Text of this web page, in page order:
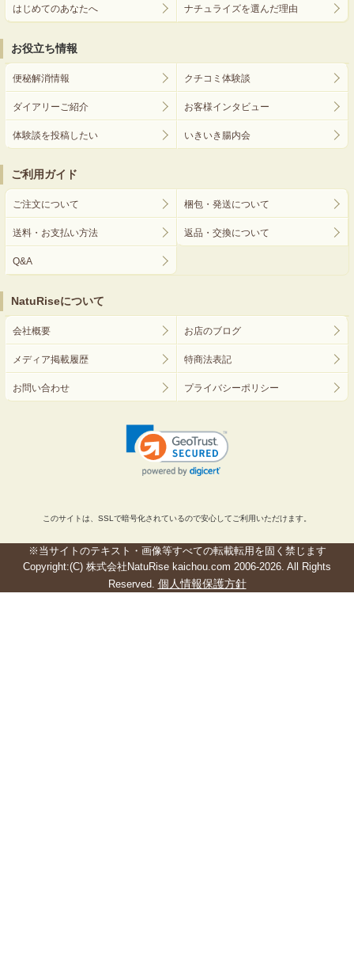
はじめてのあなたへ ナチュライズを選んだ理由
お役立ち情報
便秘解消情報 クチコミ体験談
ダイアリーご紹介 お客様インタビュー
体験談を投稿したい いきいき腸内会
ご利用ガイド
ご注文について 梱包・発送について
送料・お支払い方法 返品・交換について
Q&A
NatuRiseについて
会社概要 お店のブログ
メディア掲載履歴 特商法表記
お問い合わせ プライバシーポリシー
このサイトは、SSLで暗号化されているので安心してご利用いただけます。
※当サイトのテキスト・画像等すべての転載転用を固く禁じます
Copyright:(C) 株式会社NatuRise kaichou.com 2006-2026. All Rights
Reserved. 個人情報保護方針